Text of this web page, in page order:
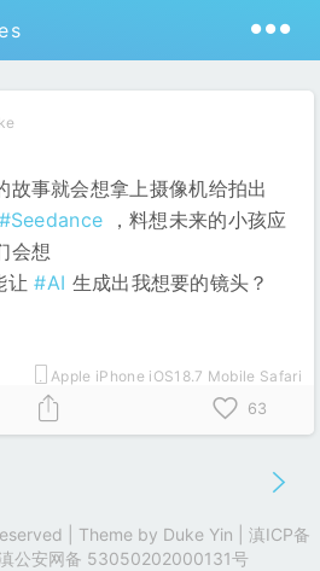
故事就会想拿上摄像机给拍出
#Seedance ，料想未来的小孩应
会想
让#AI 生成出我想要的镜头？
Apple iPhone iOS18.7 Mobile Safari
63
| Theme by Duke Yin
滇ICP备
公安网备 53050202000131号